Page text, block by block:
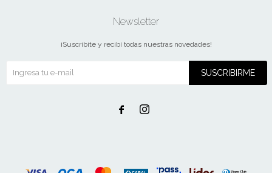
Newsletter
¡Suscribite y recibí todas nuestras novedades!
SUSCRIBIRME
 